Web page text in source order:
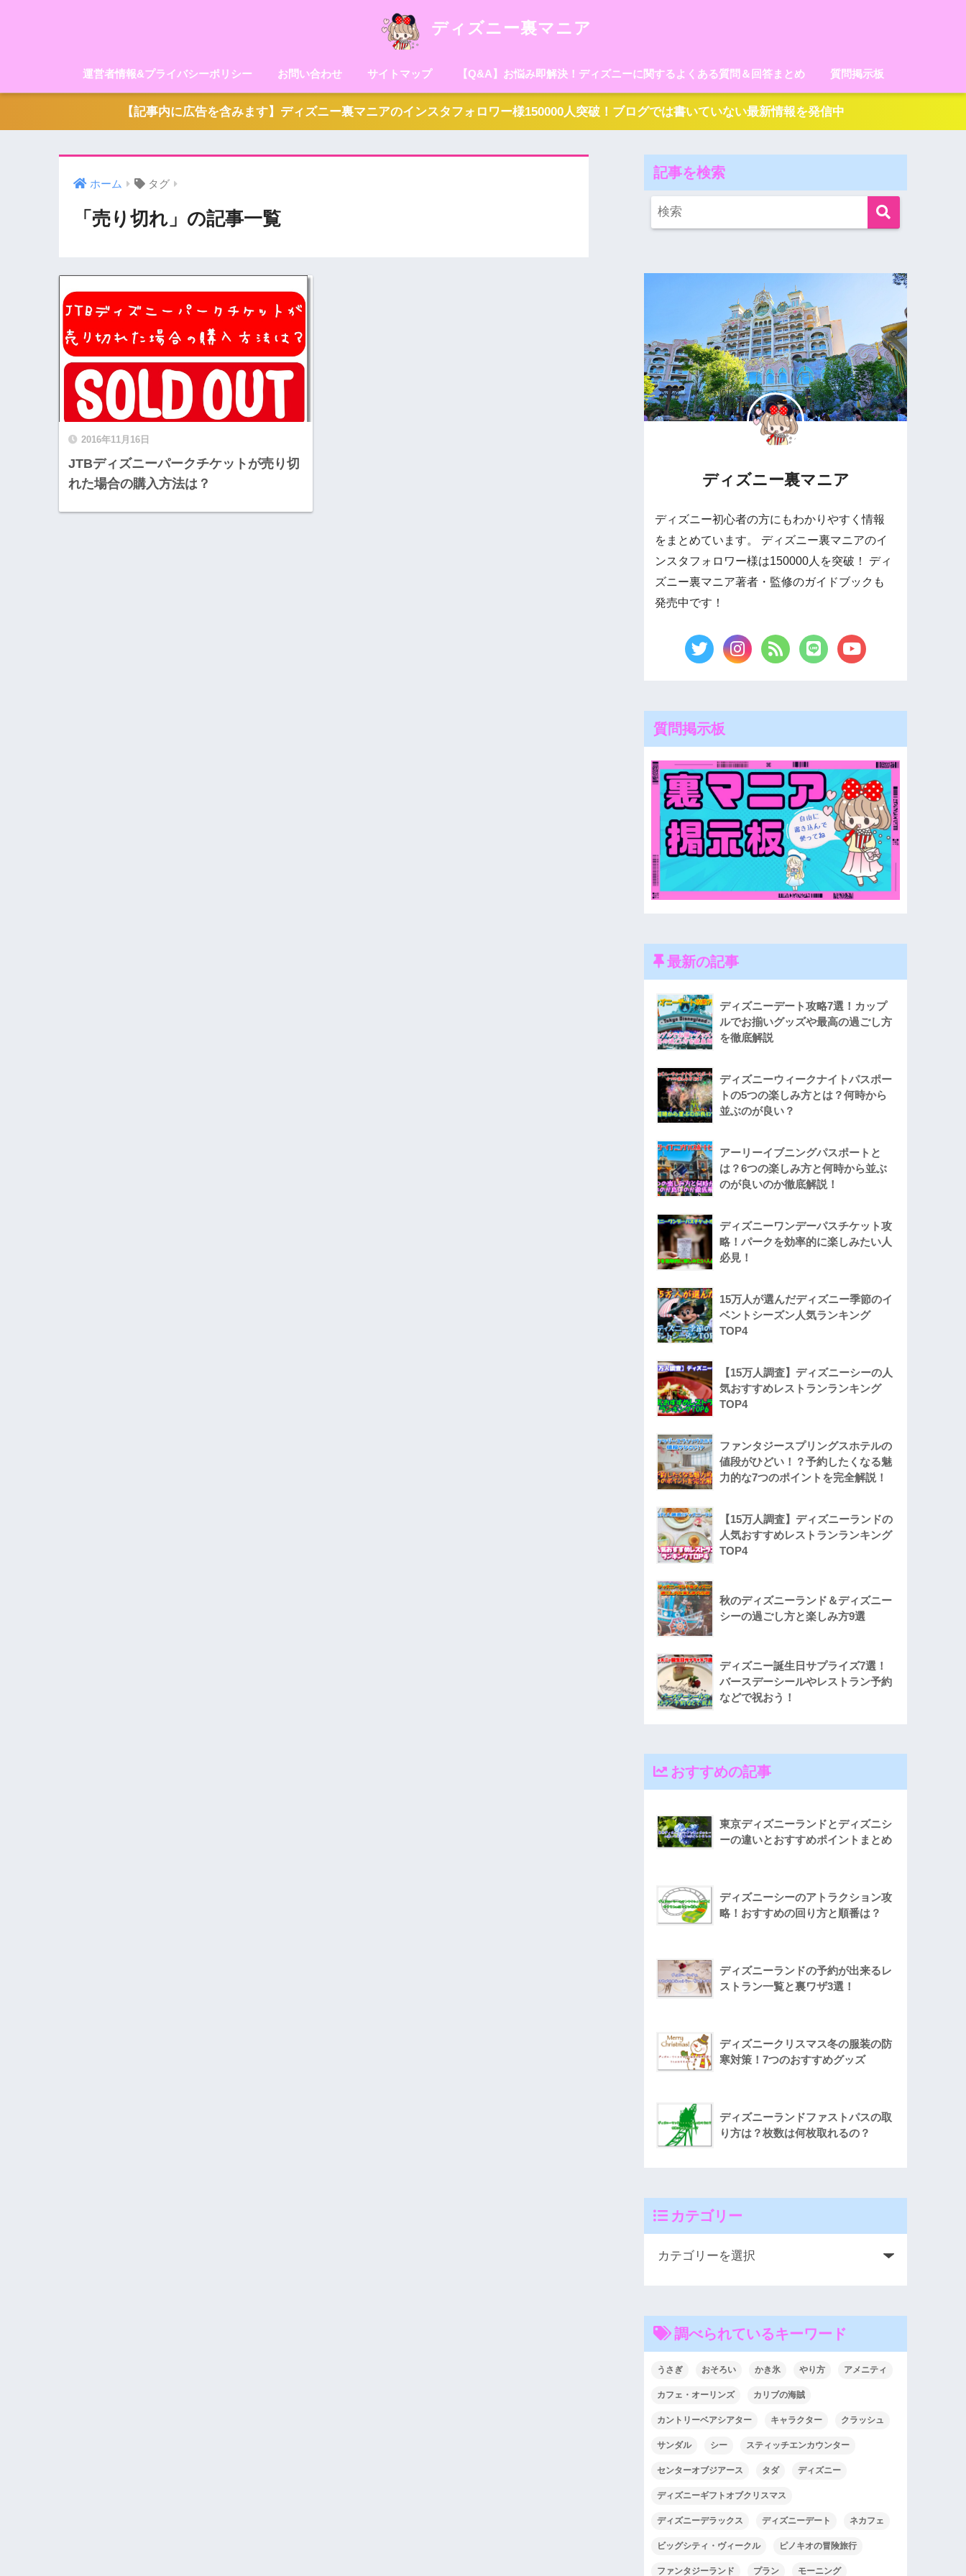
ディズニー裏マニア
運営者情報&プライバシーポリシー お問い合わせ サイトマップ 【Q&A】お悩み即解決！ディズニーに関するよくある質問＆回答まとめ 質問掲示板
【記事内に広告を含みます】ディズニー裏マニアのインスタフォロワー様150000人突破！ブログでは書いていない最新情報を発信中
ホーム タグ
「売り切れ」の記事一覧
2016年11月16日
JTBディズニーパークチケットが売り切
れた場合の購入方法は？
記事を検索
ディズニー裏マニア
ディズニー初心者の方にもわかりやすく情報
をまとめています。 ディズニー裏マニアのイ
ンスタフォロワー様は150000人を突破！ ディ
ズニー裏マニア著者・監修のガイドブックも
発売中です！
質問掲示板
最新の記事
ディズニーデート攻略7選！カップ
ルでお揃いグッズや最高の過ごし方
を徹底解説
ディズニーウィークナイトパスポー
トの5つの楽しみ方とは？何時から
並ぶのが良い？
アーリーイブニングパスポートと
は？6つの楽しみ方と何時から並ぶ
のが良いのか徹底解説！
ディズニーワンデーパスチケット攻
略！パークを効率的に楽しみたい人
必見！
15万人が選んだディズニー季節のイ
ベントシーズン人気ランキング
TOP4
【15万人調査】ディズニーシーの人
気おすすめレストランランキング
TOP4
ファンタジースプリングスホテルの
値段がひどい！？予約したくなる魅
力的な7つのポイントを完全解説！
【15万人調査】ディズニーランドの
人気おすすめレストランランキング
TOP4
秋のディズニーランド＆ディズニー
シーの過ごし方と楽しみ方9選
ディズニー誕生日サプライズ7選！
バースデーシールやレストラン予約
などで祝おう！
おすすめの記事
東京ディズニーランドとディズニシ
ーの違いとおすすめポイントまとめ
ディズニーシーのアトラクション攻
略！おすすめの回り方と順番は？
ディズニーランドの予約が出来るレ
ストラン一覧と裏ワザ3選！
ディズニークリスマス冬の服装の防
寒対策！7つのおすすめグッズ
ディズニーランドファストパスの取
り方は？枚数は何枚取れるの？
カテゴリー
調べられているキーワード
うさぎ おそろい かき氷 やり方 アメニティ
カフェ・オーリンズ カリブの海賊
カントリーベアシアター キャラクター クラッシュ
サンダル シー スティッチエンカウンター
センターオブジアース タダ ディズニー
ディズニーギフトオブクリスマス
ディズニーデラックス ディズニーデート ネカフェ
ビッグシティ・ヴィークル ピノキオの冒険旅行
ファンタジーランド プラン モーニング